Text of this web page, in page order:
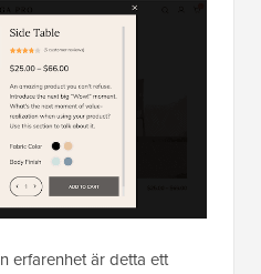
erfarenhet är detta ett